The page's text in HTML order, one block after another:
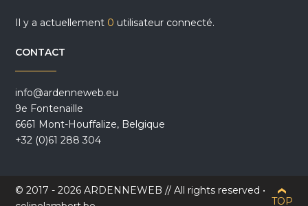
Il y a actuellement 0 utilisateur connecté.
CONTACT
info@ardenneweb.eu
9e Fontenaille
6661 Mont-Houffalize, Belgique
+32 (0)61 288 304
© 2017 - 2026 ARDENNEWEB // All rights reserved •
TOP